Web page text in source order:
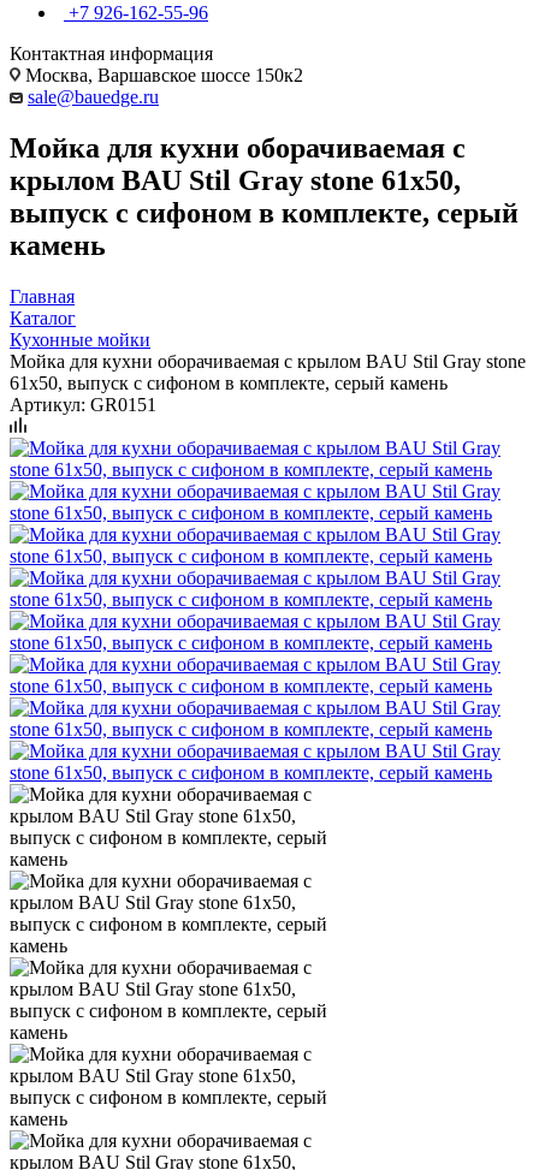
+7 926-162-55-96
Контактная информация
Москва, Варшавское шоссе 150к2
sale@bauedge.ru
Мойка для кухни оборачиваемая с
крылом BAU Stil Gray stone 61х50,
выпуск с сифоном в комплекте, серый
камень
Главная
Каталог
Кухонные мойки
Мойка для кухни оборачиваемая с крылом BAU Stil Gray stone
61х50, выпуск с сифоном в комплекте, серый камень
Артикул: GR0151